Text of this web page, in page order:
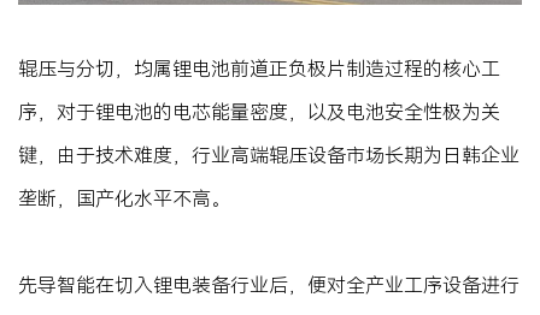
辊压与分切，均属锂电池前道正负极片制造过程的核心工
序，对于锂电池的电芯能量密度，以及电池安全性极为关
键，由于技术难度，行业高端辊压设备市场长期为日韩企业
垄断，国产化水平不高。
先导智能在切入锂电装备行业后，便对全产业工序设备进行